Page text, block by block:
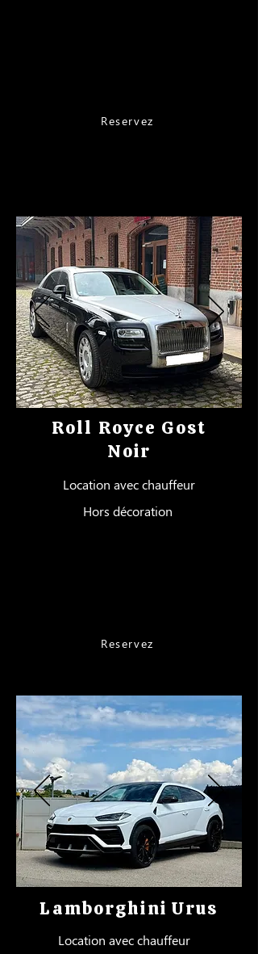
Reservez
Roll Royce Gost
Noir
Location avec chauffeur
Hors décoration
Reservez
Lamborghini Urus
Location avec chauffeur